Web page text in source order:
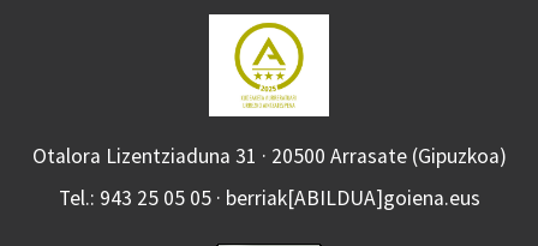
Otalora Lizentziaduna 31 · 20500 Arrasate (Gipuzkoa)
Tel.: 943 25 05 05 · berriak[ABILDUA]goiena.eus